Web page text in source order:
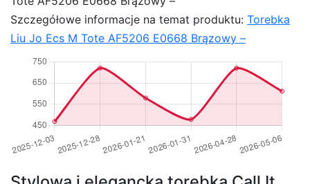
Szczegółowe informacje na temat produktu: Torebka
Liu Jo Ecs M Tote AF5206 E0668 Brązowy –